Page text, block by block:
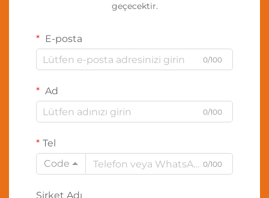
geçecektir.
E-posta
0/100
Ad
0/100
Tel
Code
0/100
Şirket Adı